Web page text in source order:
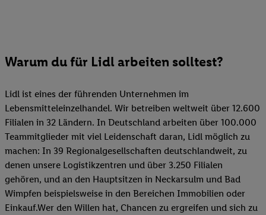
Warum du für Lidl arbeiten solltest?
Lidl ist eines der führenden Unternehmen im
Lebensmitteleinzelhandel. Wir betreiben weltweit über 12.600
Filialen in 32 Ländern. In Deutschland arbeiten über 100.000
Teammitglieder mit viel Leidenschaft daran, Lidl möglich zu
machen: In 39 Regionalgesellschaften deutschlandweit, zu
denen unsere Logistikzentren und über 3.250 Filialen
gehören, und an den Hauptsitzen in Neckarsulm und Bad
Wimpfen beispielsweise in den Bereichen Immobilien oder
Einkauf.Wer den Willen hat, Chancen zu ergreifen und sich zu